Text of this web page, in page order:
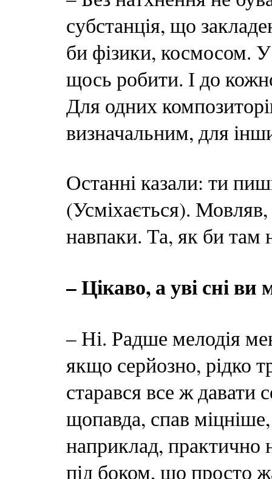
субстанція, що
би фізики, космосом.
щось робити. І до
Для одних
визначальним, для
Останні казали: ти
(Усміхається).
навпаки. Та, як би там
– Цікаво, а уві сні ви
– Ні. Радше мелодія
якщо серйозно, рідко
старався все ж давати
щопавда, спав
наприклад, практично
під боком, що просто